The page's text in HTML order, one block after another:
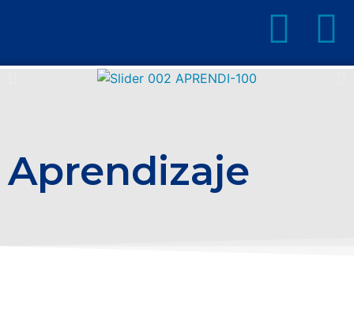
Aprendizaje